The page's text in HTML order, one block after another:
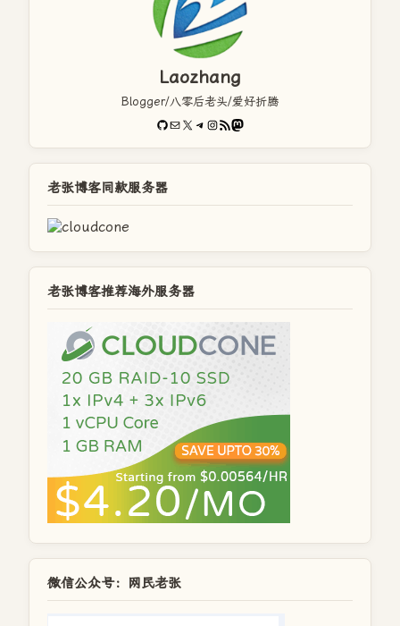
Laozhang
Blogger/八零后老头/爱好折腾
GitHub
电子邮件X Telegram
Instagram
RSS FeedMastodon
老张博客同款服务器
老张博客推荐海外服务器
微信公众号：网民老张